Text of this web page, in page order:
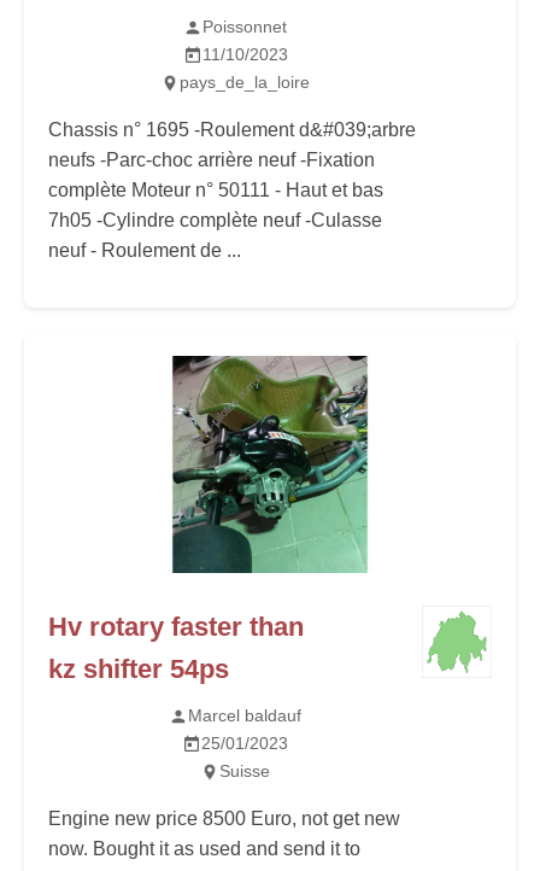
Poissonnet
11/10/2023
pays_de_la_loire
Chassis n° 1695 -Roulement d&#039;arbre
neufs -Parc-choc arrière neuf -Fixation
complète Moteur n° 50111 - Haut et bas
7h05 -Cylindre complète neuf -Culasse
neuf - Roulement de ...
Hv rotary faster than
kz shifter 54ps
Marcel baldauf
25/01/2023
Suisse
Engine new price 8500 Euro, not get new
now. Bought it as used and send it to